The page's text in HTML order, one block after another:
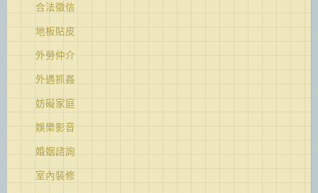
合法徵信
地板貼皮
外勞仲介
外遇抓姦
妨礙家庭
娛樂影音
婚姻諮詢
室內裝修